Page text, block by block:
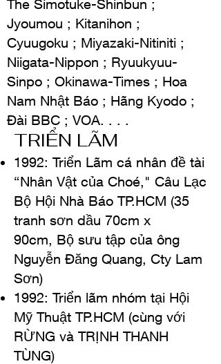
The Simotuke-Shinbun ;
Jyoumou ; Kitanihon ;
Cyuugoku ; Miyazaki-Nitiniti ;
Niigata-Nippon ; Ryuukyuu-
Sinpo ; Okinawa-Times ; Hoa
Nam Nhật Báo ; Hãng Kyodo ;
Ðài BBC ; VOA. . . .
TRIỂN LÃM
1992: Triển Lãm cá nhân đề tài
“Nhân Vật của Choé," Câu Lạc
Bộ Hội Nhà Báo TP.HCM (35
tranh sơn dầu 70cm x
90cm, Bộ sưu tập của ông
Nguyễn Ðăng Quang, Cty Lam
Sơn)
1992: Triển lãm nhóm tại Hội
Mỹ Thuật TP.HCM (cùng với
RỪNG và TRỊNH THANH
TÙNG)